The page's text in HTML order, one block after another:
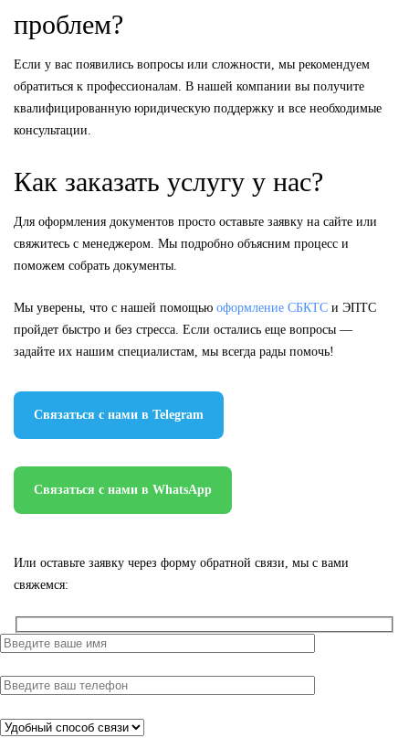
проблем?
Если у вас появились вопросы или сложности, мы рекомендуем
обратиться к профессионалам. В нашей компании вы получите
квалифицированную юридическую поддержку и все необходимые
консультации.
Как заказать услугу у нас?
Для оформления документов просто оставьте заявку на сайте или
свяжитесь с менеджером. Мы подробно объясним процесс и
поможем собрать документы.
Мы уверены, что с нашей помощью оформление СБКТС и ЭПТС
пройдет быстро и без стресса. Если остались еще вопросы —
задайте их нашим специалистам, мы всегда рады помочь!
Связаться с нами в Telegram
Связаться с нами в WhatsApp
Или оставьте заявку через форму обратной связи, мы с вами
свяжемся: